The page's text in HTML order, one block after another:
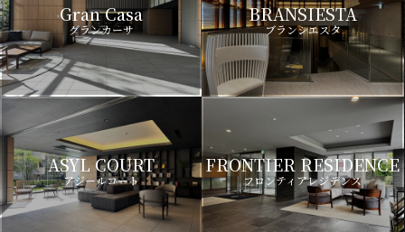
Gran Casa
グランカーサ
BRANSIESTA
ブランシエスタ
ASYL COURT
アジールコート
FRONTIER RESIDENCE
フロンティアレジデンス